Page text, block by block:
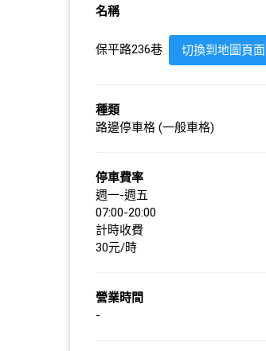
名稱
保平路236巷 切換到地圖頁面
種類
路邊停車格 (一般車格)
停車費率
週一-週五
07:00-20:00
計時收費
30元/時
營業時間
-